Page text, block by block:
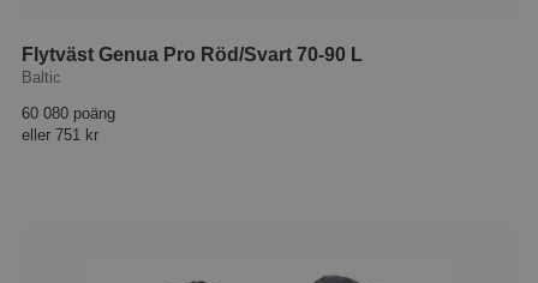
Flytväst Genua Pro Röd/Svart 70-90 L
Baltic
60 080 poäng
eller 751 kr